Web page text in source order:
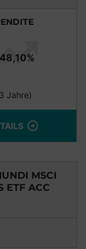
Jahre)
MSCI
ETF ACC